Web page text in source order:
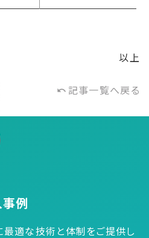
以上
undo 記事一覧へ戻る
例
適な技術と体制をご提供し